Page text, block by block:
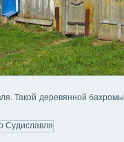
Такой деревянной